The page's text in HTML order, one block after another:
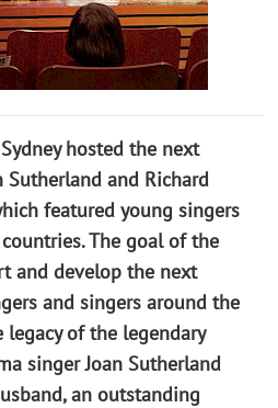
hosted the next
and Richard
featured young singers
The goal of the
and develop the next
and singers around the
of the legendary
singer Joan Sutherland
an outstanding